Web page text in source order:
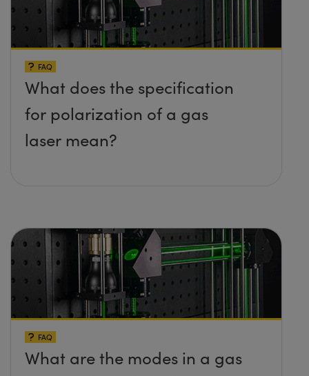
FAQ
What does the specification
for polarization of a gas
laser mean?
FAQ
What are the modes in a gas